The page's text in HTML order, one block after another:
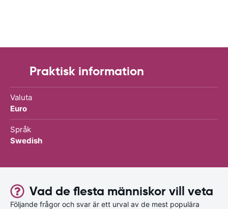
Praktisk information
Valuta
Euro
Språk
Swedish
Vad de flesta människor vill veta
Följande frågor och svar är ett urval av de mest populära